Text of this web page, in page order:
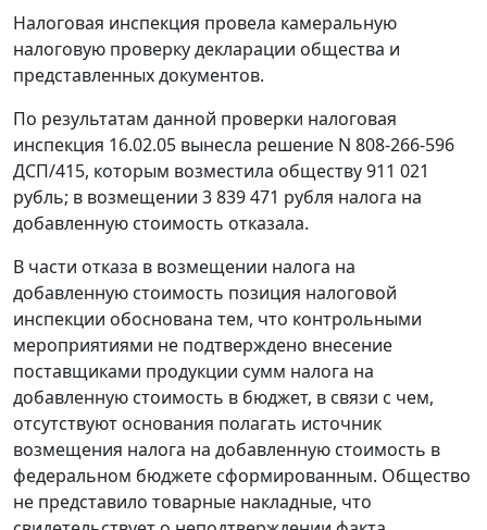
Налоговая инспекция провела камеральную
налоговую проверку декларации общества и
представленных документов.
По результатам данной проверки налоговая
инспекция 16.02.05 вынесла решение N 808-266-596
ДСП/415, которым возместила обществу 911 021
рубль; в возмещении 3 839 471 рубля налога на
добавленную стоимость отказала.
В части отказа в возмещении налога на
добавленную стоимость позиция налоговой
инспекции обоснована тем, что контрольными
мероприятиями не подтверждено внесение
поставщиками продукции сумм налога на
добавленную стоимость в бюджет, в связи с чем,
отсутствуют основания полагать источник
возмещения налога на добавленную стоимость в
федеральном бюджете сформированным. Общество
не представило товарные накладные, что